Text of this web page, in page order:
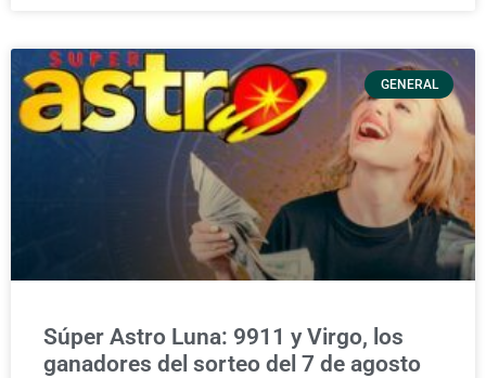
GENERAL
Súper Astro Luna: 9911 y Virgo, los
ganadores del sorteo del 7 de agosto